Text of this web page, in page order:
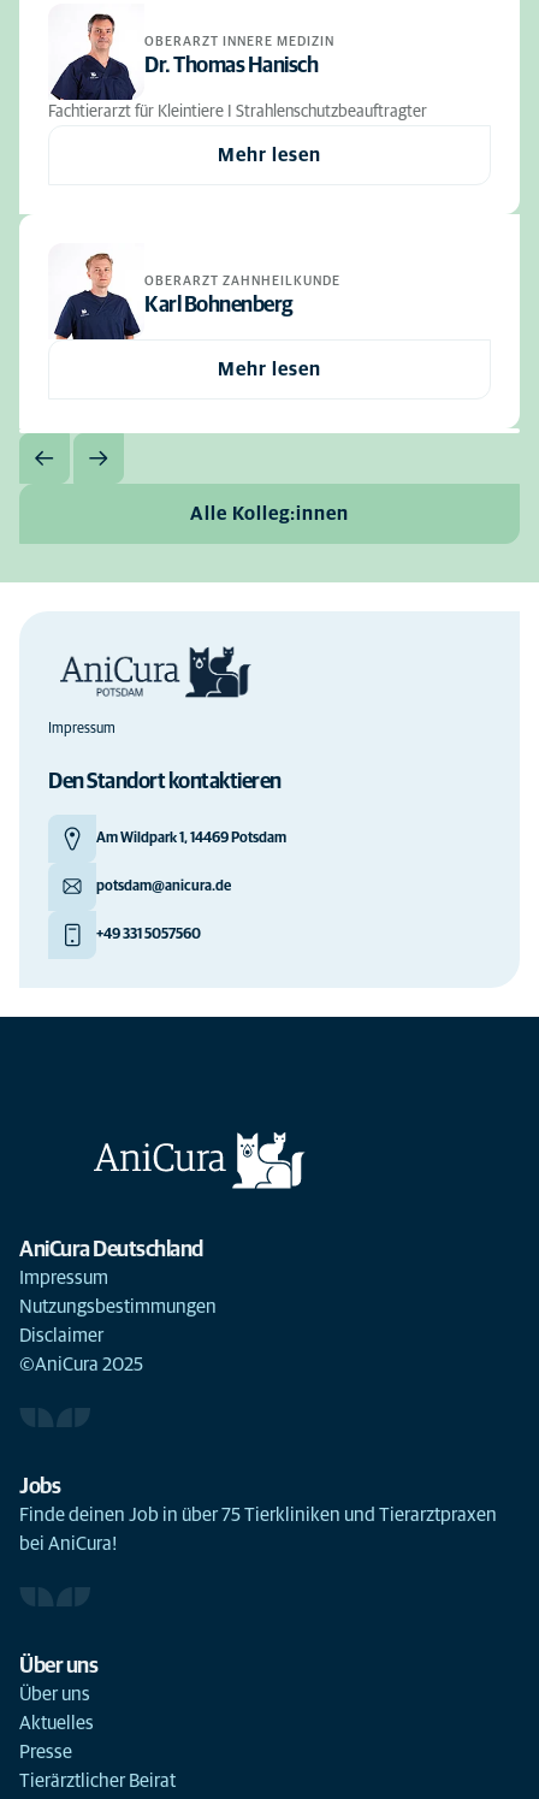
OBERARZT INNERE MEDIZIN
Dr. Thomas Hanisch
Fachtierarzt für Kleintiere I Strahlenschutzbeauftragter
Mehr lesen
OBERARZT ZAHNHEILKUNDE
Karl Bohnenberg
Mehr lesen
Alle Kolleg:innen
Impressum
Den Standort kontaktieren
Am Wildpark 1, 14469 Potsdam
potsdam@anicura.de
+49 331 5057560
AniCura Deutschland
Impressum
Nutzungsbestimmungen
Disclaimer
©AniCura 2025
Jobs
Finde deinen Job in über 75 Tierkliniken und Tierarztpraxen
bei AniCura!
Über uns
Über uns
Aktuelles
Presse
Tierärztlicher Beirat